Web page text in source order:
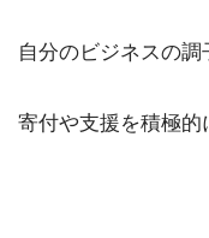
自分のビジネスの調
寄付や支援を積極的